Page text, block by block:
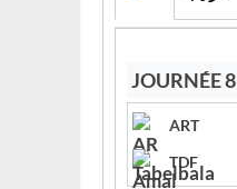
JOURNÉE 8
ART
TDF